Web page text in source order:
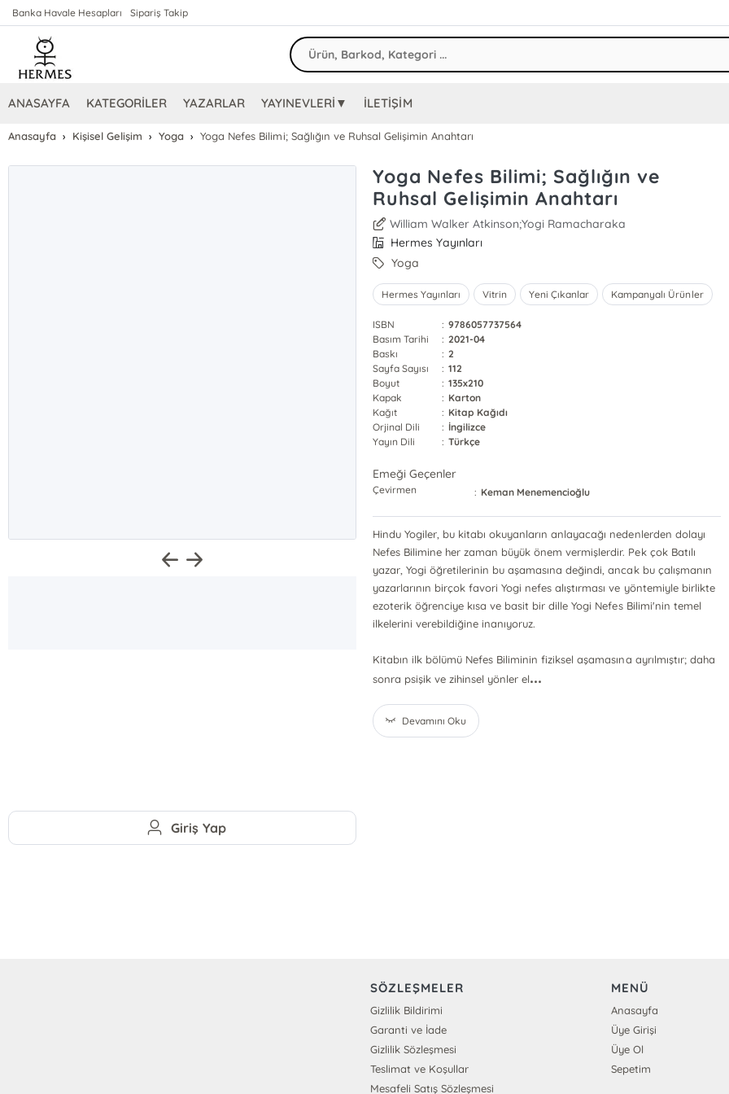
Banka Havale Hesapları Sipariş Takip
ANASAYFA KATEGORİLER YAZARLAR YAYINEVLERİ▼ İLETİŞİM
Anasayfa Kişisel Gelişim Yoga Yoga Nefes Bilimi; Sağlığın ve Ruhsal Gelişimin Anahtarı
Yoga Nefes Bilimi; Sağlığın ve
Ruhsal Gelişimin Anahtarı
William Walker Atkinson;Yogi Ramacharaka
Hermes Yayınları
Yoga
Hermes Yayınları Vitrin Yeni Çıkanlar Kampanyalı Ürünler
ISBN : 9786057737564
Basım Tarihi
: 2021-04
Baskı
: 2
Sayfa Sayısı
: 112
Boyut
: 135x210
Kapak
: Karton
Kağıt
: Kitap Kağıdı
Orjinal Dili
: İngilizce
Yayın Dili
: Türkçe
Emeği Geçenler
Çevirmen : Keman Menemencioğlu
Hindu Yogiler, bu kitabı okuyanların anlayacağı nedenlerden dolayı
Nefes Bilimine her zaman büyük önem vermişlerdir. Pek çok Batılı
yazar, Yogi öğretilerinin bu aşamasına değindi, ancak bu çalışmanın
yazarlarının birçok favori Yogi nefes alıştırması ve yöntemiyle birlikte
ezoterik öğrenciye kısa ve basit bir dille Yogi Nefes Bilimi'nin temel
ilkelerini verebildiğine inanıyoruz.
Kitabın ilk bölümü Nefes Biliminin fiziksel aşamasına ayrılmıştır; daha
sonra psişik ve zihinsel yönler el...
Devamını Oku
Giriş Yap
SÖZLEŞMELER
Gizlilik Bildirimi
Garanti ve İade
Gizlilik Sözleşmesi
Teslimat ve Koşullar
Mesafeli Satış Sözleşmesi
MENÜ
Anasayfa
Üye Girişi
Üye Ol
Sepetim